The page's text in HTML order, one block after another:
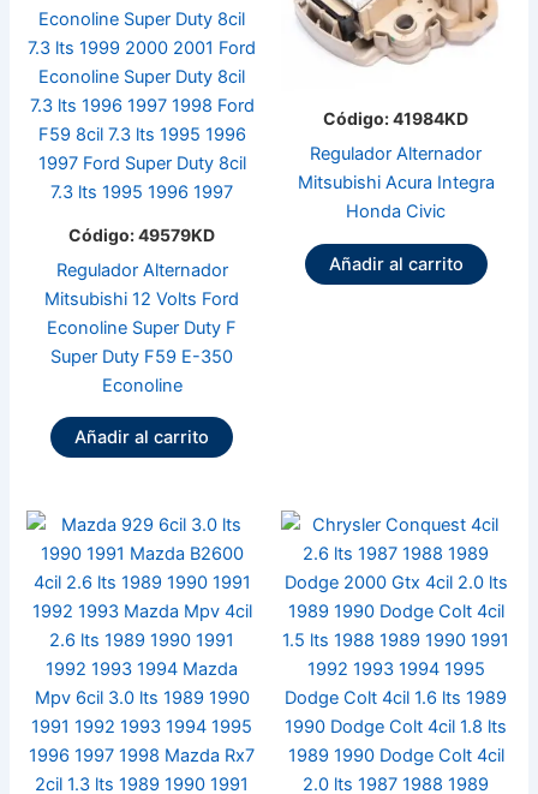
Código: 49579KD
Regulador Alternador
Mitsubishi 12 Volts Ford
Econoline Super Duty F
Super Duty F59 E-350
Econoline
Añadir al carrito
Código: 41984KD
Regulador Alternador
Mitsubishi Acura Integra
Honda Civic
Añadir al carrito